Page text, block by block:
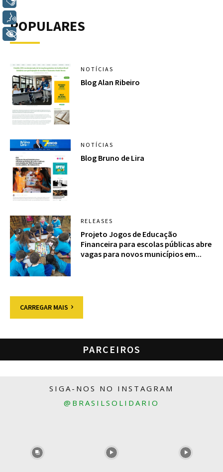
POPULARES
NOTÍCIAS
Blog Alan Ribeiro
NOTÍCIAS
Blog Bruno de Lira
RELEASES
Projeto Jogos de Educação
Financeira para escolas públicas abre
vagas para novos municípios em...
CARREGAR MAIS
PARCEIROS
SIGA-NOS NO INSTAGRAM
@BRASILSOLIDARIO
+ Acessibilidade